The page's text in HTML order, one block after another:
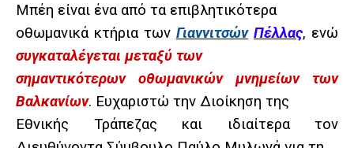
Μπέη είναι ένα από τα επιβλητικότερα
οθωμανικά κτήρια των Γιαννιτσών Πέλλας, ενώ
συγκαταλέγεται μεταξύ των
σημαντικότερων οθωμανικών μνημείων των
Βαλκανίων. Ευχαριστώ την Διοίκηση της
Εθνικής Τράπεζας και ιδιαίτερα τον